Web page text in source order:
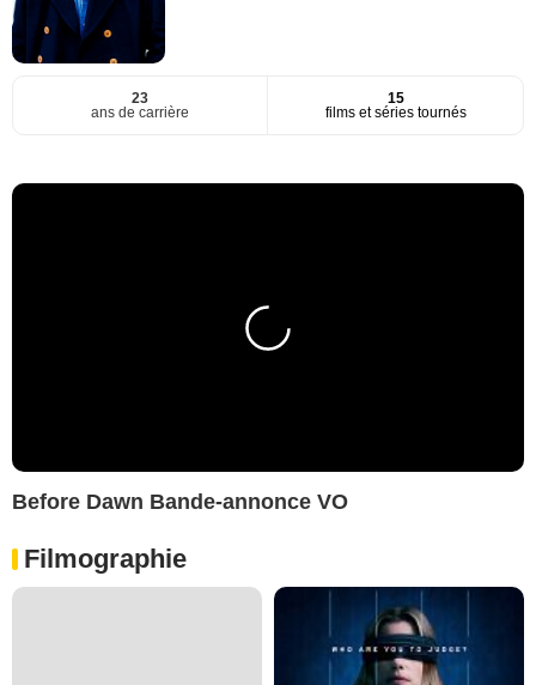
23
ans de carrière
15
films et séries tournés
Before Dawn Bande-annonce VO
Filmographie